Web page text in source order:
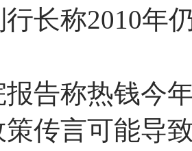
长称2010年
告称热钱今
策传言可能导